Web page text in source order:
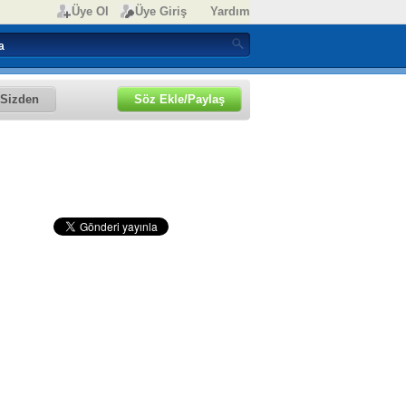
Üye Ol Üye Giriş Yardım
Sizden Söz Ekle/Paylaş